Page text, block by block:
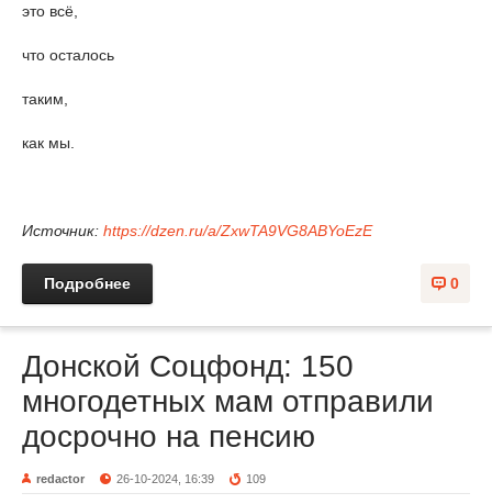
это всë,
что осталось
таким,
как мы.
Источник: https://dzen.ru/a/ZxwTA9VG8ABYoEzE
0
Подробнее
Донской Соцфонд: 150
многодетных мам отправили
досрочно на пенсию
redactor 26-10-2024, 16:39 109